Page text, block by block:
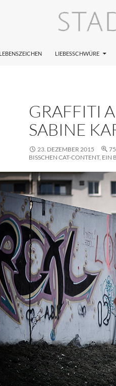
LEBENSZEICHEN LIEBESSCHWÜRE
GRAFFITI
SABINE
23. DEZEMBER 2015
BISSCHEN CAT-CONTENT,